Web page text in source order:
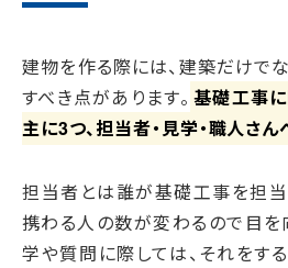
建物を作る際には、建築だけで
すべき点があります。 基礎工事
主に3つ、担当者・見学・職人さん
担当者とは誰が基礎工事を担当
携わる人の数が変わるので目を
学や質問に際しては、それをす